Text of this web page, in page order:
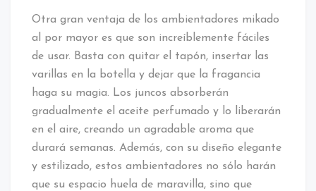
Otra gran ventaja de los ambientadores mikado
al por mayor es que son increíblemente fáciles
de usar. Basta con quitar el tapón, insertar las
varillas en la botella y dejar que la fragancia
haga su magia. Los juncos absorberán
gradualmente el aceite perfumado y lo liberarán
en el aire, creando un agradable aroma que
durará semanas. Además, con su diseño elegante
y estilizado, estos ambientadores no sólo harán
que su espacio huela de maravilla, sino que